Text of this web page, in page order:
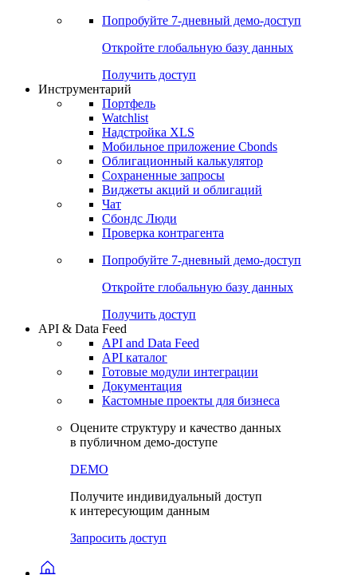
Прогнозы
Консенсусы
Попробуйте7-дневный
Откройте глобальную базу данных
Получить доступ
Инструментарий
Портфель
Watchlist
Надстройка XLS
Мобильное приложение Cbonds
Облигационный калькулятор
Сохраненные запросы
Чат
Проверка контрагента
Попробуйте7-дневный
Откройте глобальную базу данных
Получить доступ
API & Data Feed
API and Data Feed
Готовые модули интеграции
Документация
в публичном демо-доступе